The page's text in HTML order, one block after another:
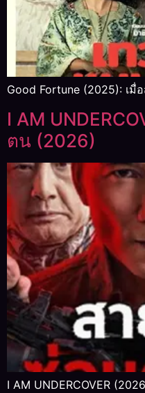
Good Fortune (2025): เมื่
I AM
ตน (2026)
I AM UNDERCOVER